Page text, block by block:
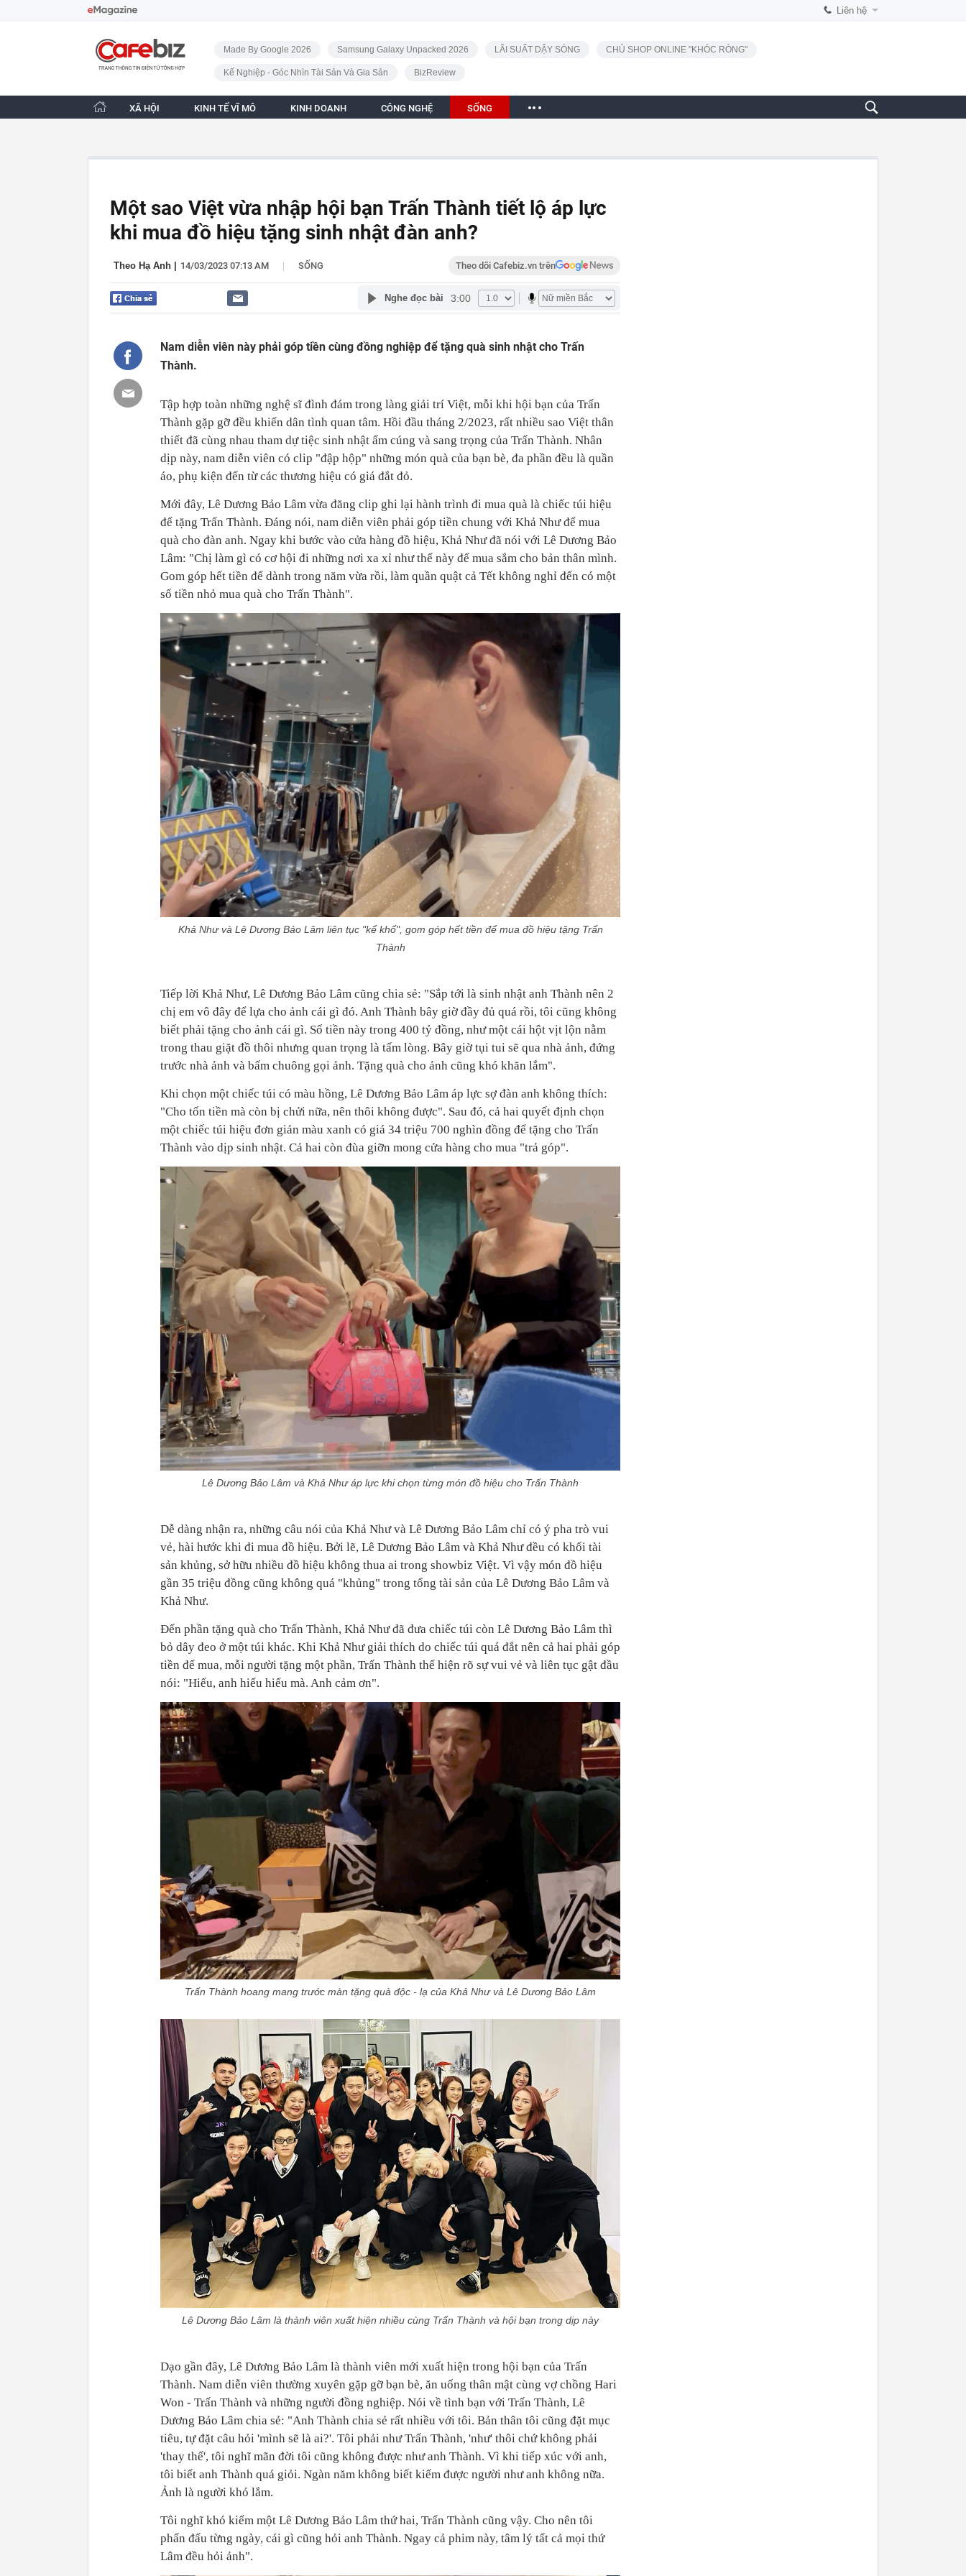
Liên hệ
CafeBiz - Trang chủ
Made By Google 2026 Samsung Galaxy Unpacked 2026 LÃI SUẤT DẬY SÓNG CHỦ SHOP ONLINE "KHÓC RÒNG"
Kế Nghiệp - Góc Nhìn Tài Sản Và Gia Sản BizReview
XÃ HỘI KINH TẾ VĨ MÔ KINH DOANH CÔNG NGHỆ SỐNG
Một sao Việt vừa nhập hội bạn Trấn Thành tiết lộ áp lực
khi mua đồ hiệu tặng sinh nhật đàn anh?
Theo Hạ Anh 14/03/2023 07:13 AM | SỐNG Theo dõi Cafebiz.vn trên
Nghe đọc bài 3:00
Nam diễn viên này phải góp tiền cùng đồng nghiệp để tặng quà sinh nhật cho Trấn
Thành.
Tập hợp toàn những nghệ sĩ đình đám trong làng giải trí Việt, mỗi khi hội bạn của Trấn
Thành gặp gỡ đều khiến dân tình quan tâm. Hồi đầu tháng 2/2023, rất nhiều sao Việt thân
thiết đã cùng nhau tham dự tiệc sinh nhật ấm cúng và sang trọng của Trấn Thành. Nhân
dịp này, nam diễn viên có clip "đập hộp" những món quà của bạn bè, đa phần đều là quần
áo, phụ kiện đến từ các thương hiệu có giá đắt đỏ.
Mới đây, Lê Dương Bảo Lâm vừa đăng clip ghi lại hành trình đi mua quà là chiếc túi hiệu
để tặng Trấn Thành. Đáng nói, nam diễn viên phải góp tiền chung với Khả Như để mua
quà cho đàn anh. Ngay khi bước vào cửa hàng đồ hiệu, Khả Như đã nói với Lê Dương Bảo
Lâm: "Chị làm gì có cơ hội đi những nơi xa xỉ như thế này để mua sắm cho bản thân mình.
Gom góp hết tiền để dành trong năm vừa rồi, làm quần quật cả Tết không nghỉ đến có một
số tiền nhỏ mua quà cho Trấn Thành".
Khả Như và Lê Dương Bảo Lâm liên tục "kể khổ", gom góp hết tiền để mua đồ hiệu tặng Trấn
Thành
Tiếp lời Khả Như, Lê Dương Bảo Lâm cũng chia sẻ: "Sắp tới là sinh nhật anh Thành nên 2
chị em vô đây để lựa cho ảnh cái gì đó. Anh Thành bây giờ đầy đủ quá rồi, tôi cũng không
biết phải tặng cho ảnh cái gì. Số tiền này trong 400 tỷ đồng, như một cái hột vịt lộn nằm
trong thau giặt đồ thôi nhưng quan trọng là tấm lòng. Bây giờ tụi tui sẽ qua nhà ảnh, đứng
trước nhà ảnh và bấm chuông gọi ảnh. Tặng quà cho ảnh cũng khó khăn lắm".
Khi chọn một chiếc túi có màu hồng, Lê Dương Bảo Lâm áp lực sợ đàn anh không thích:
"Cho tốn tiền mà còn bị chửi nữa, nên thôi không được". Sau đó, cả hai quyết định chọn
một chiếc túi hiệu đơn giản màu xanh có giá 34 triệu 700 nghìn đồng để tặng cho Trấn
Thành vào dịp sinh nhật. Cả hai còn đùa giỡn mong cửa hàng cho mua "trả góp".
Lê Dương Bảo Lâm và Khả Như áp lực khi chọn từng món đồ hiệu cho Trấn Thành
Dễ dàng nhận ra, những câu nói của Khả Như và Lê Dương Bảo Lâm chỉ có ý pha trò vui
vẻ, hài hước khi đi mua đồ hiệu. Bởi lẽ, Lê Dương Bảo Lâm và Khả Như đều có khối tài
sản khủng, sở hữu nhiều đồ hiệu không thua ai trong showbiz Việt. Vì vậy món đồ hiệu
gần 35 triệu đồng cũng không quá "khủng" trong tổng tài sản của Lê Dương Bảo Lâm và
Khả Như.
Đến phần tặng quà cho Trấn Thành, Khả Như đã đưa chiếc túi còn Lê Dương Bảo Lâm thì
bỏ dây đeo ở một túi khác. Khi Khả Như giải thích do chiếc túi quá đắt nên cả hai phải góp
tiền để mua, mỗi người tặng một phần, Trấn Thành thể hiện rõ sự vui vẻ và liên tục gật đầu
nói: "Hiểu, anh hiểu hiểu mà. Anh cảm ơn".
Trấn Thành hoang mang trước màn tặng quà độc - lạ của Khả Như và Lê Dương Bảo Lâm
Lê Dương Bảo Lâm là thành viên xuất hiện nhiều cùng Trấn Thành và hội bạn trong dịp này
Dạo gần đây, Lê Dương Bảo Lâm là thành viên mới xuất hiện trong hội bạn của Trấn
Thành. Nam diễn viên thường xuyên gặp gỡ bạn bè, ăn uống thân mật cùng vợ chồng Hari
Won - Trấn Thành và những người đồng nghiệp. Nói về tình bạn với Trấn Thành, Lê
Dương Bảo Lâm chia sẻ: "Anh Thành chia sẻ rất nhiều với tôi. Bản thân tôi cũng đặt mục
tiêu, tự đặt câu hỏi 'mình sẽ là ai?'. Tôi phải như Trấn Thành, 'như' thôi chứ không phải
'thay thế', tôi nghĩ mãn đời tôi cũng không được như anh Thành. Vì khi tiếp xúc với anh,
tôi biết anh Thành quá giỏi. Ngàn năm không biết kiếm được người như anh không nữa.
Ảnh là người khó lắm.
Tôi nghĩ khó kiếm một Lê Dương Bảo Lâm thứ hai, Trấn Thành cũng vậy. Cho nên tôi
phấn đấu từng ngày, cái gì cũng hỏi anh Thành. Ngay cả phim này, tâm lý tất cả mọi thứ
Lâm đều hỏi ảnh".